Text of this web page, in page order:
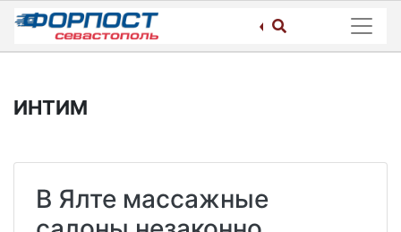
Skip
content
ИНТИМ
В Ялте массажные